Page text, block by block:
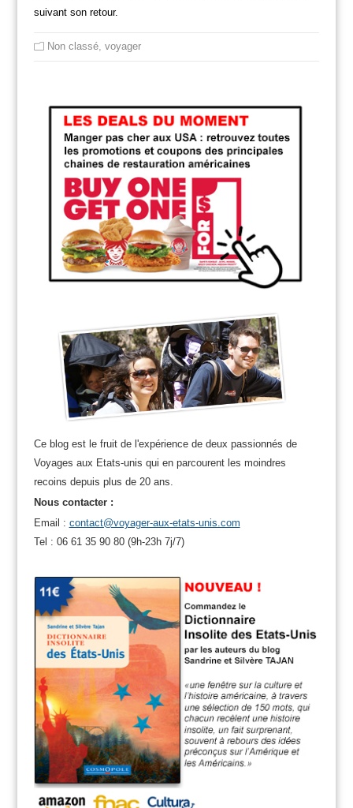
suivant son retour.
Non classé, voyager
Ce blog est le fruit de l'expérience de deux passionnés de
Voyages aux Etats-unis qui en parcourent les moindres
recoins depuis plus de 20 ans.
Nous contacter :
Email : contact@voyager-aux-etats-unis.com
Tel : 06 61 35 90 80 (9h-23h 7j/7)